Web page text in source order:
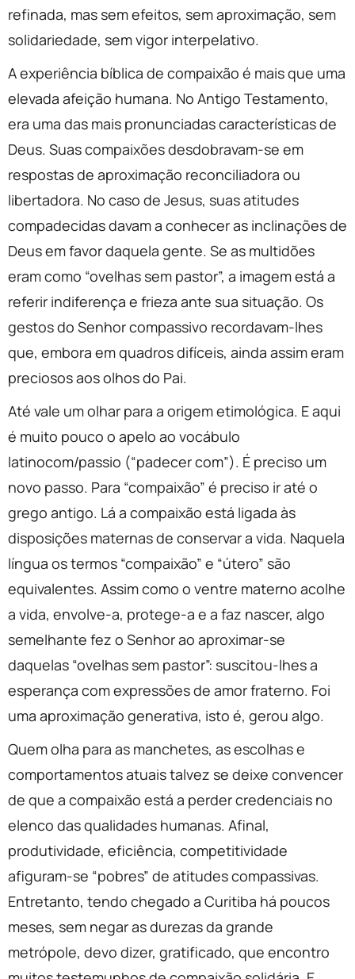
refinada, mas sem efeitos, sem aproximação, sem
solidariedade, sem vigor interpelativo.
A experiência bíblica de compaixão é mais que uma
elevada afeição humana. No Antigo Testamento,
era uma das mais pronunciadas características de
Deus. Suas compaixões desdobravam-se em
respostas de aproximação reconciliadora ou
libertadora. No caso de Jesus, suas atitudes
compadecidas davam a conhecer as inclinações de
Deus em favor daquela gente. Se as multidões
eram como “ovelhas sem pastor”, a imagem está a
referir indiferença e frieza ante sua situação. Os
gestos do Senhor compassivo recordavam-lhes
que, embora em quadros difíceis, ainda assim eram
preciosos aos olhos do Pai.
Até vale um olhar para a origem etimológica. E aqui
é muito pouco o apelo ao vocábulo
latinocom/passio (“padecer com”). É preciso um
novo passo. Para “compaixão” é preciso ir até o
grego antigo. Lá a compaixão está ligada às
disposições maternas de conservar a vida. Naquela
língua os termos “compaixão” e “útero” são
equivalentes. Assim como o ventre materno acolhe
a vida, envolve-a, protege-a e a faz nascer, algo
semelhante fez o Senhor ao aproximar-se
daquelas “ovelhas sem pastor”: suscitou-lhes a
esperança com expressões de amor fraterno. Foi
uma aproximação generativa, isto é, gerou algo.
Quem olha para as manchetes, as escolhas e
comportamentos atuais talvez se deixe convencer
de que a compaixão está a perder credenciais no
elenco das qualidades humanas. Afinal,
produtividade, eficiência, competitividade
afiguram-se “pobres” de atitudes compassivas.
Entretanto, tendo chegado a Curitiba há poucos
meses, sem negar as durezas da grande
metrópole, devo dizer, gratificado, que encontro